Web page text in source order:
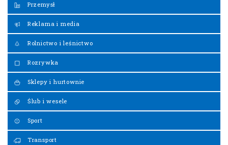
Przemysł
Reklama i media
Rolnictwo i leśnictwo
Rozrywka
Sklepy i hurtownie
Ślub i wesele
Sport
Transport